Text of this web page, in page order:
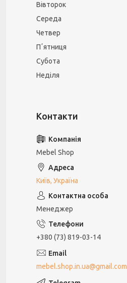
Вівторок
Середа
Четвер
Пʼятниця
Субота
Неділя
Mebel Shop
Київ, Україна
Менеджер
+380 (73) 819-03-14
mebel.shop.in.ua@gmail.com